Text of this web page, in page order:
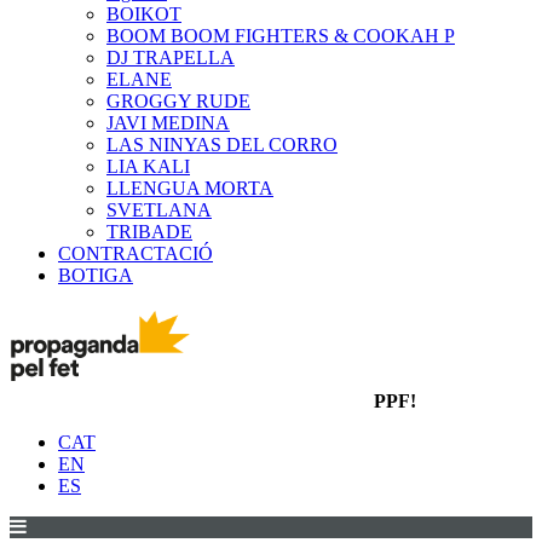
BOIKOT
BOOM BOOM FIGHTERS & COOKAH P
DJ TRAPELLA
ELANE
GROGGY RUDE
JAVI MEDINA
LAS NINYAS DEL CORRO
LIA KALI
LLENGUA MORTA
SVETLANA
TRIBADE
CONTRACTACIÓ
BOTIGA
PPF!
CAT
EN
ES